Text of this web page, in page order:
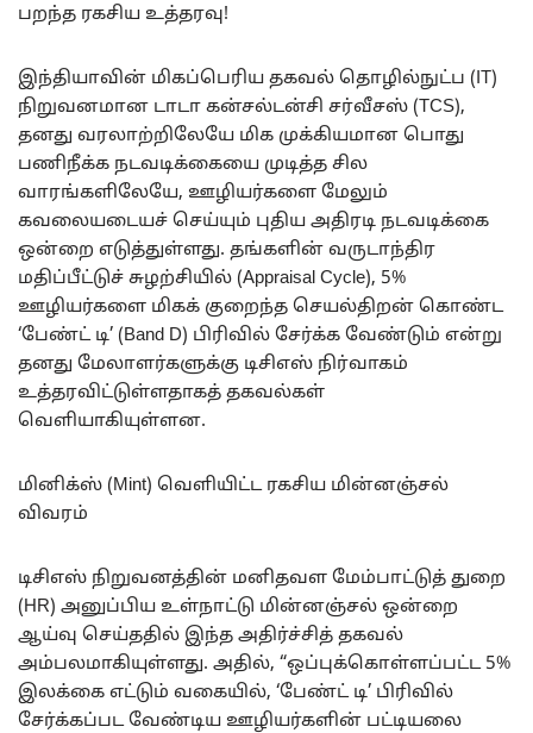
பறந்த ரகசிய உத்தரவு!
இந்தியாவின் மிகப்பெரிய தகவல் தொழில்நுட்ப (IT)
நிறுவனமான டாடா கன்சல்டன்சி சர்வீசஸ் (TCS),
தனது வரலாற்றிலேயே மிக முக்கியமான பொது
பணிநீக்க நடவடிக்கையை முடித்த சில
வாரங்களிலேயே, ஊழியர்களை மேலும்
கவலையடையச் செய்யும் புதிய அதிரடி நடவடிக்கை
ஒன்றை எடுத்துள்ளது. தங்களின் வருடாந்திர
மதிப்பீட்டுச் சுழற்சியில் (Appraisal Cycle), 5%
ஊழியர்களை மிகக் குறைந்த செயல்திறன் கொண்ட
‘பேண்ட் டி’ (Band D) பிரிவில் சேர்க்க வேண்டும் என்று
தனது மேலாளர்களுக்கு டிசிஎஸ் நிர்வாகம்
உத்தரவிட்டுள்ளதாகத் தகவல்கள்
வெளியாகியுள்ளன.
மினிக்ஸ் (Mint) வெளியிட்ட ரகசிய மின்னஞ்சல்
விவரம்
டிசிஎஸ் நிறுவனத்தின் மனிதவள மேம்பாட்டுத் துறை
(HR) அனுப்பிய உள்நாட்டு மின்னஞ்சல் ஒன்றை
ஆய்வு செய்ததில் இந்த அதிர்ச்சித் தகவல்
அம்பலமாகியுள்ளது. அதில், “ஒப்புக்கொள்ளப்பட்ட 5%
இலக்கை எட்டும் வகையில், ‘பேண்ட் டி’ பிரிவில்
சேர்க்கப்பட வேண்டிய ஊழியர்களின் பட்டியலை